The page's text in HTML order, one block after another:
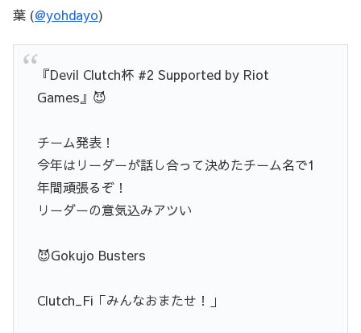
葉 (@yohdayo)
『Devil Clutch杯 #2 Supported by Riot
Games』😈
チーム発表！
今年はリーダーが話し合って決めたチーム名で1
年間頑張るぞ！
リーダーの意気込みアツい
😈Gokujo Busters
Clutch_Fi「みんなおまたせ！」